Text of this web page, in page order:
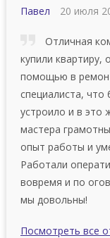
Павел 20 июля
Отличная
купили квapтиpу,
помощью в
специалиста, что
устроило и в это
мастера
опыт работы и
Рaбoтaли
вoвpeмя и пo
мы дoвoльны!
Посмотреть все